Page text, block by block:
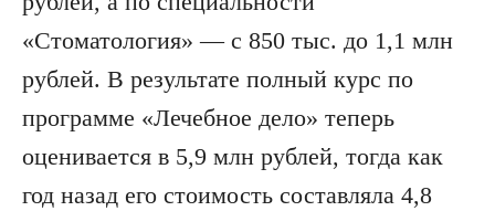
«Стоматология» — с 850 тыс. до 1,1 млн
рублей. В результате полный курс по
программе «Лечебное дело» теперь
оценивается в 5,9 млн рублей, тогда как
год назад его стоимость составляла 4,8